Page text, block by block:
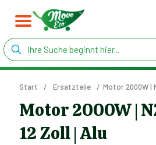
Start / Ersatzteile / Motor 2000W |
Motor 2000W |
12 Zoll | Alu